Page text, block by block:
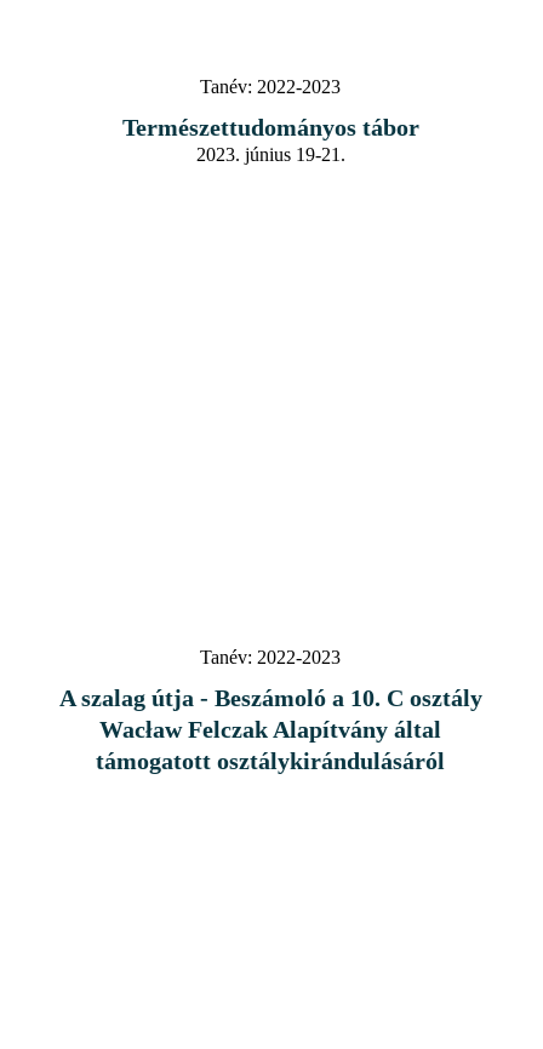
Tanév: 2022-2023
Természettudományos tábor
2023. június 19-21.
Tanév: 2022-2023
A szalag útja - Beszámoló a 10. C osztály
Wacław Felczak Alapítvány által
támogatott osztálykirándulásáról